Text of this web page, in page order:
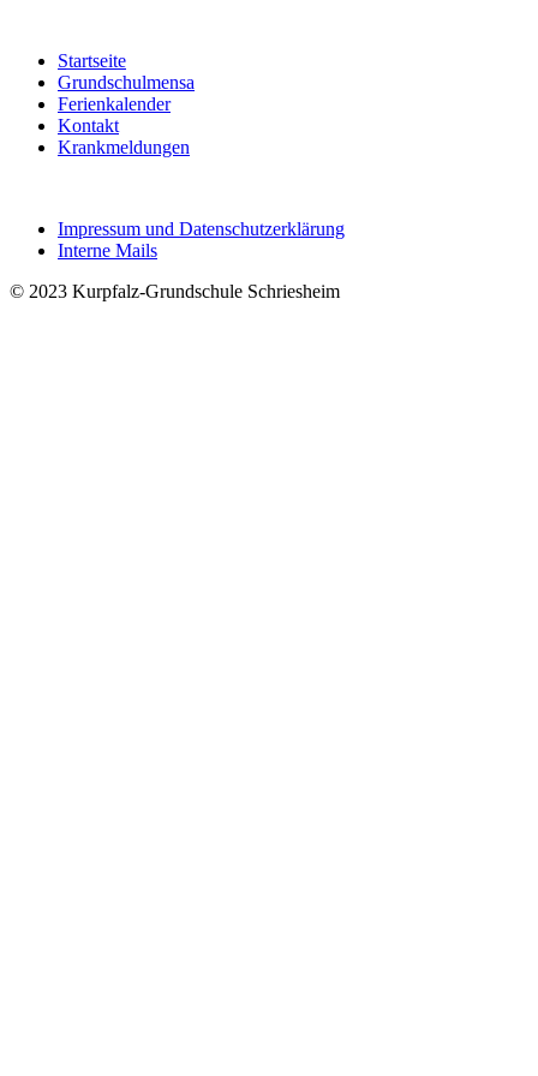
Startseite
Grundschulmensa
Ferienkalender
Kontakt
Krankmeldungen
Impressum und Datenschutzerklärung
Interne Mails
© 2023 Kurpfalz-Grundschule Schriesheim